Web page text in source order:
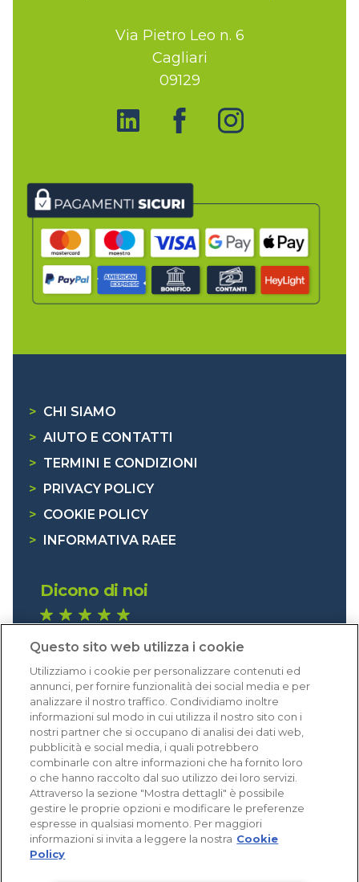
Via Pietro Leo n. 6
Cagliari
09129
> CHI SIAMO
> AIUTO E CONTATTI
> TERMINI E CONDIZIONI
> PRIVACY POLICY
> COOKIE POLICY
> INFORMATIVA RAEE
Dicono di noi
Eccellente (4,8)
Acquisti verificati
Questo sito web utilizza i cookie
Utilizziamo i cookie per personalizzare contenuti ed
annunci, per fornire funzionalità dei social media e per
analizzare il nostro traffico. Condividiamo inoltre
informazioni sul modo in cui utilizza il nostro sito con i
nostri partner che si occupano di analisi dei dati web,
pubblicità e social media, i quali potrebbero
combinarle con altre informazioni che ha fornito loro
o che hanno raccolto dal suo utilizzo dei loro servizi.
Attraverso la sezione "Mostra dettagli" è possibile
gestire le proprie opzioni e modificare le preferenze
espresse in qualsiasi momento. Per maggiori
informazioni si invita a leggere la nostra Cookie
Policy